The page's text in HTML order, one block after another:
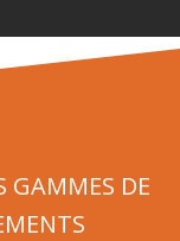
GAMMES DE